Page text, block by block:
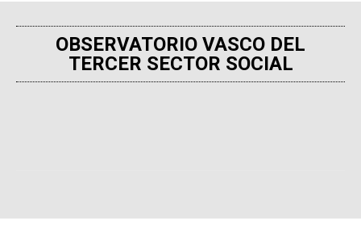
OBSERVATORIO VASCO DEL
TERCER SECTOR SOCIAL